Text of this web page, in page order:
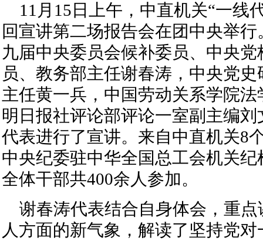
11月15日上午，中直机关“一线
回宣讲第二场报告会在团中央举
九届中央委员会候补委员、中央
员、教务部主任谢春涛，中央党
主任黄一兵，中国劳动关系学院
明日报社评论部评论一室副主编
代表进行了宣讲。来自中直机关8
中央纪委驻中华全国总工会机关
全体干部共400余人参加。
谢春涛代表结合自身体会，重
人方面的新气象，解读了坚持党